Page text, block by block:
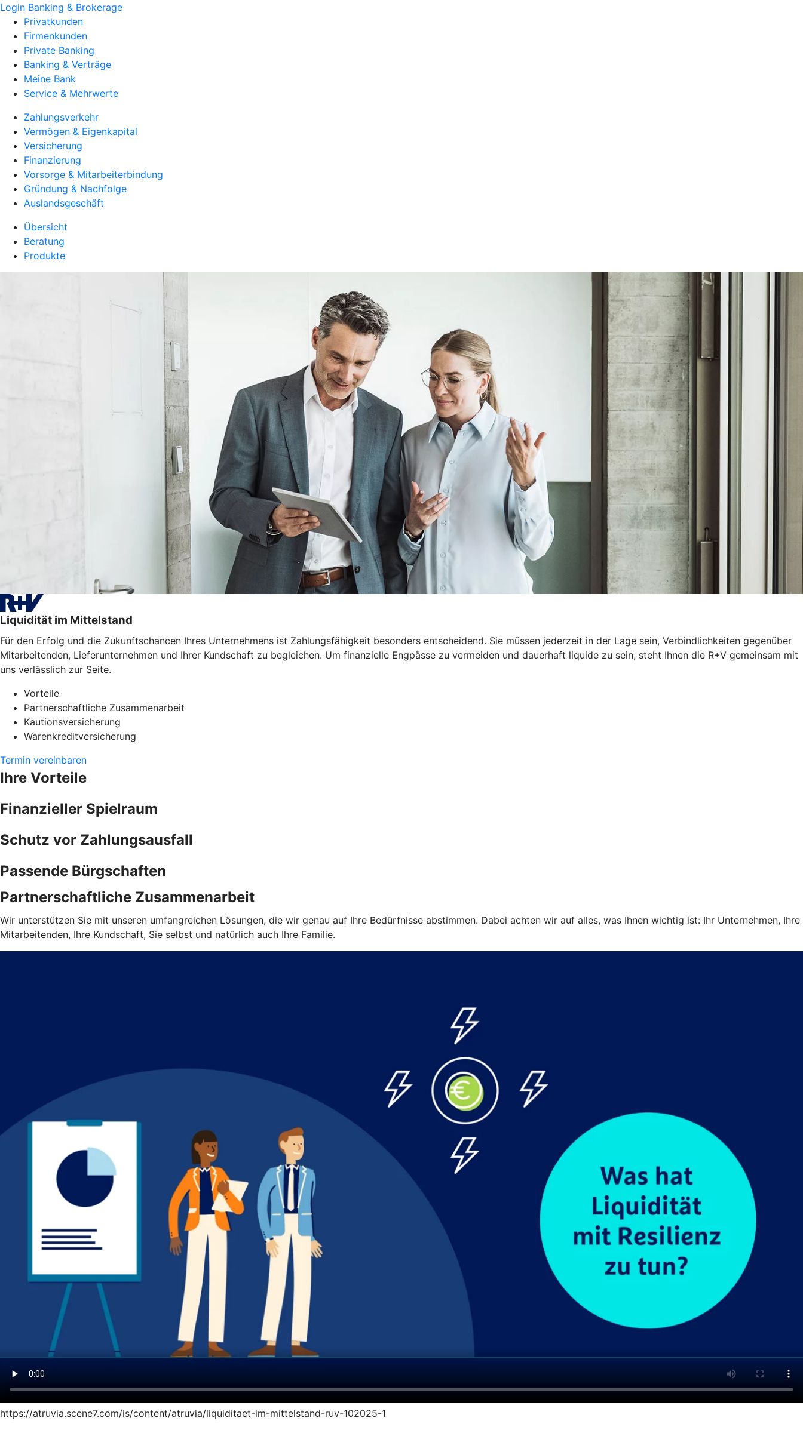
Login Banking & Brokerage
Privatkunden
Firmenkunden
Private Banking
Banking & Verträge
Meine Bank
Service & Mehrwerte
Zahlungsverkehr
Vermögen & Eigenkapital
Versicherung
Finanzierung
Vorsorge & Mitarbeiterbindung
Gründung & Nachfolge
Auslandsgeschäft
Übersicht
Beratung
Produkte
Liquidität im Mittelstand
Für den Erfolg und die Zukunftschancen Ihres Unternehmens ist Zahlungsfähigkeit besonders entscheidend. Sie müssen jederzeit in der Lage sein, Verbindlichkeiten gegenüber
Mitarbeitenden, Lieferunternehmen und Ihrer Kundschaft zu begleichen. Um finanzielle Engpässe zu vermeiden und dauerhaft liquide zu sein, steht Ihnen die R+V gemeinsam mit
uns verlässlich zur Seite.
Vorteile
Partnerschaftliche Zusammenarbeit
Kautionsversicherung
Warenkreditversicherung
Termin vereinbaren
Ihre Vorteile
Finanzieller Spielraum
Schutz vor Zahlungsausfall
Passende Bürgschaften
Partnerschaftliche Zusammenarbeit
Wir unterstützen Sie mit unseren umfangreichen Lösungen, die wir genau auf Ihre Bedürfnisse abstimmen. Dabei achten wir auf alles, was Ihnen wichtig ist: Ihr Unternehmen, Ihre
Mitarbeitenden, Ihre Kundschaft, Sie selbst und natürlich auch Ihre Familie.
https://atruvia.scene7.com/is/content/atruvia/liquiditaet-im-mittelstand-ruv-102025-1